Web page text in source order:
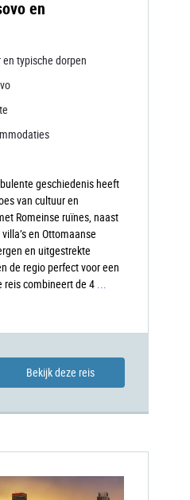
en
typische dorpen
geschiedenis heeft
van cultuur en
Romeinse ruïnes, naast
en Ottomaanse
en uitgestrekte
de regio perfect voor een
reis combineert de 4 ...
Bekijk deze reis